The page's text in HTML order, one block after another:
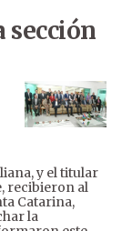
sección
y el titular
recibieron al
Catarina,
la